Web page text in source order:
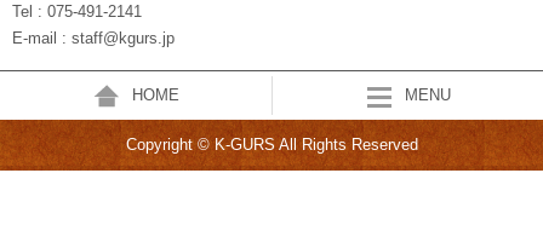
Tel : 075-491-2141
E-mail : staff@kgurs.jp
HOME MENU
Copyright © K-GURS All Rights Reserved